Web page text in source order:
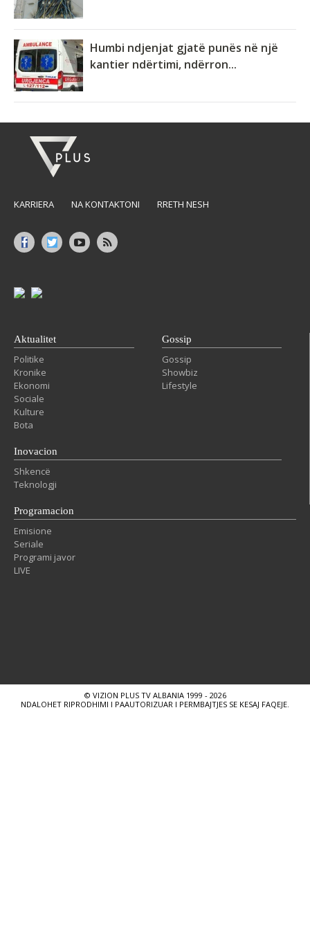
Humbi ndjenjat gjatë punës në një
kantier ndërtimi, ndërron...
KARRIERA NA KONTAKTONI RRETH NESH
Aktualitet
Politike
Kronike
Ekonomi
Sociale
Kulture
Bota
Gossip
Gossip
Showbiz
Lifestyle
Inovacion
Shkencë
Teknologji
Programacion
Emisione
Seriale
Programi javor
LIVE
© VIZION PLUS TV ALBANIA 1999 - 2026
NDALOHET RIPRODHIMI I PAAUTORIZUAR I PERMBAJTJES SE KESAJ FAQEJE.